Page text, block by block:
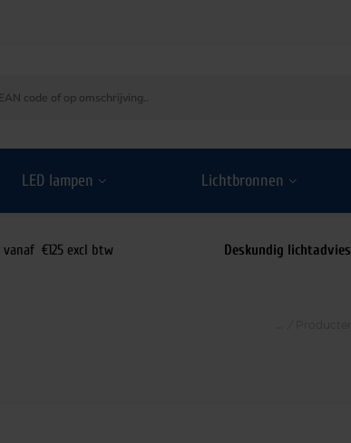
LED lampen Lichtbronnen
vanaf €125 excl btw Deskundig lichtadvies